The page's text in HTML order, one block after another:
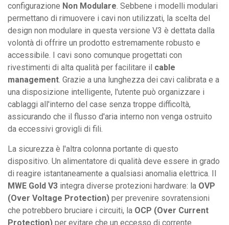
configurazione Non Modulare . Sebbene i modelli modulari
permettano di rimuovere i cavi non utilizzati, la scelta del
design non modulare in questa versione V3 è dettata dalla
volontà di offrire un prodotto estremamente robusto e
accessibile. I cavi sono comunque progettati con
rivestimenti di alta qualità per facilitare il cable
management . Grazie a una lunghezza dei cavi calibrata e a
una disposizione intelligente, l'utente può organizzare i
cablaggi all'interno del case senza troppe difficoltà,
assicurando che il flusso d'aria interno non venga ostruito
da eccessivi grovigli di fili.
La sicurezza è l'altra colonna portante di questo
dispositivo. Un alimentatore di qualità deve essere in grado
di reagire istantaneamente a qualsiasi anomalia elettrica. Il
MWE Gold V3 integra diverse protezioni hardware: la OVP
(Over Voltage Protection) per prevenire sovratensioni
che potrebbero bruciare i circuiti, la OCP (Over Current
Protection) per evitare che un eccesso di corrente